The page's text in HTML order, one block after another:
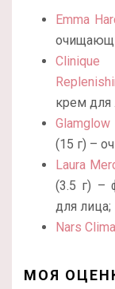
Emma
крем для
(15 г) –
Laura
(3.5 г) –
для лица;
Nars
МОЯ